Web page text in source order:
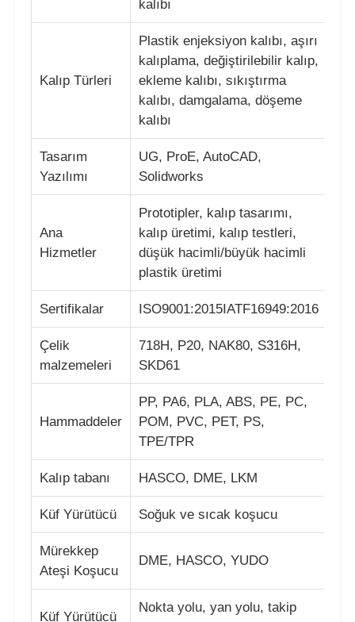
Ana sayfa
VR Gösterisi
Hakkımızda
Fabrika turu
Kalite kontrol
Bize ulaşın
Haberler
Teklif isteği
Araba Parçaları Kalıp
kalıbı
Kalıp Türleri
Plastik enjeksiyon kalıbı, aşırı
kalıplama, değiştirilebilir kalıp,
ekleme kalıbı, sıkıştırma
kalıbı, damgalama, döşeme
kalıbı
Tasarım
Yazılımı
UG, ProE, AutoCAD,
Solidworks
Ana
Hizmetler
Prototipler, kalıp tasarımı,
kalıp üretimi, kalıp testleri,
düşük hacimli/büyük hacimli
plastik üretimi
Sertifikalar ISO9001:2015IATF16949:2016
Çelik
malzemeleri
718H, P20, NAK80, S316H,
SKD61
Hammaddeler
PP, PA6, PLA, ABS, PE, PC,
POM, PVC, PET, PS,
TPE/TPR
Kalıp tabanı HASCO, DME, LKM
Küf Yürütücü Soğuk ve sıcak koşucu
Mürekkep
Ateşi Koşucu
DME, HASCO, YUDO
Küf Yürütücü
Nokta yolu, yan yolu, takip